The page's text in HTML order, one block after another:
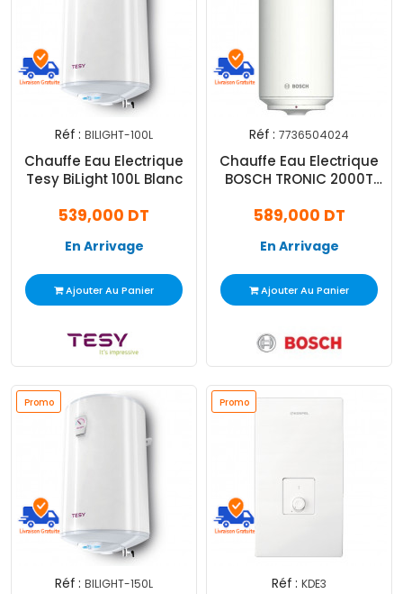
Réf : BILIGHT-100L
Chauffe Eau Electrique
Tesy BiLight 100L Blanc
539,000 DT
En Arrivage
Ajouter Au Panier
Réf : 7736504024
Chauffe Eau Electrique
BOSCH TRONIC 2000T
589,000 DT
En Arrivage
Ajouter Au Panier
Promo
Réf : BILIGHT-150L
Promo
Réf : KDE3